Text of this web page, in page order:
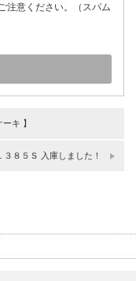
注意ください。（スパム
キ 】
８５Ｓ 入庫しました！